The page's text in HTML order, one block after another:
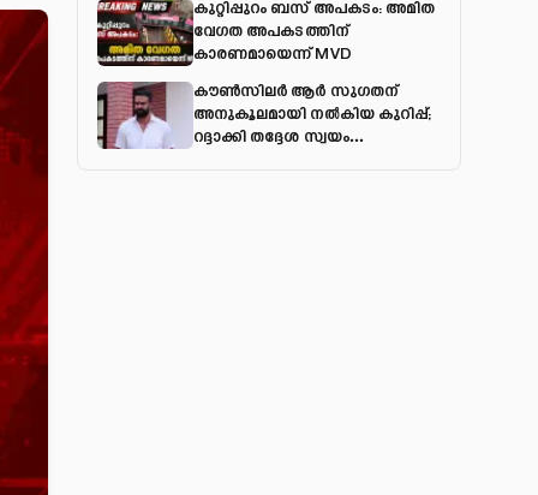
കുറ്റിപ്പുറം ബസ് അപകടം: അമിത
വേഗത അപകടത്തിന്
കാരണമായെന്ന് MVD
കൗൺസിലർ ആർ സുഗതന്
അനുകൂലമായി നല്‍കിയ കുറിപ്പ്;
റദ്ദാക്കി തദ്ദേശ സ്വയം